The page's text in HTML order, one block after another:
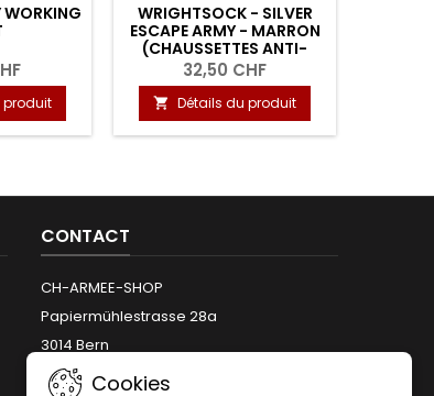
WORKING
produit
WRIGHTSOCK - SILVER
ESCAPE ARMY - MARRON
(CHAUSSETTES ANTI-
AMPOULES)
32,50 CHF
 Détails du produit
CONTACT
CH-ARMEE-SHOP
Papiermühlestrasse 28a
3014 Bern
Téléphone:
+41 (0)31 312 12 66
Cookies